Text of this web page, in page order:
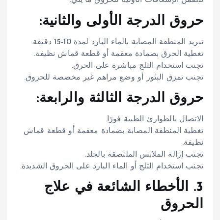
حروق الدرجة الأولى والثانية:
تبريد المنطقة المصابة بالماء البارد لمدة 10-15 دقيقة.
تغطية الحرق بضمادة معقمة أو قطعة قماش نظيفة.
تجنب استخدام الثلج مباشرة على الحرق.
تجنب تمزق البثور أو وضع مراهم غير مخصصة للحروق.
حروق الدرجة الثالثة والرابعة:
الاتصال بالطوارئ الطبية فورًا.
تغطية المنطقة المصابة بضمادة معقمة أو قطعة قماش
نظيفة.
تجنب إزالة الملابس الملتصقة بالجلد.
تجنب استخدام الثلج أو الماء البارد على الحروق الشديدة.
3. الأخطاء الشائعة في علاج
الحروق